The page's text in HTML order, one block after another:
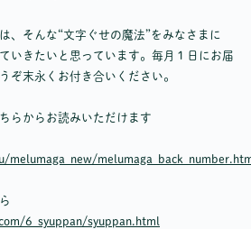
、そんな“文字ぐせの魔法”をみなさまに
いきたいと思っています。毎月１日にお届
ぞ末永くお付き合いください。
らからお読みいただけます
melumaga_new/
6_syuppan/syuppan.html